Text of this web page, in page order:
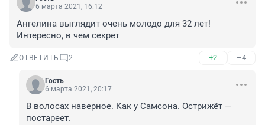
6 марта 2021, 16:12
Ангелина выглядит очень молодо для 32 лет!
Интересно, в чем секрет
ОТВЕТИТЬ 2 +2 –4
Гость
6 марта 2021, 20:17
В волосах наверное. Как у Самсона. Острижёт —
постареет.